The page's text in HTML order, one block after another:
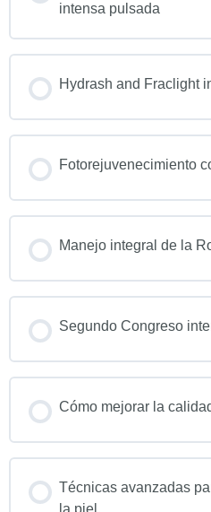
intensa pulsada
Hydrash and Fraclight
Fotorejuvenecimiento
Manejo integral de la
Segundo Congreso
Cómo mejorar la
Técnicas avanzadas
la piel.